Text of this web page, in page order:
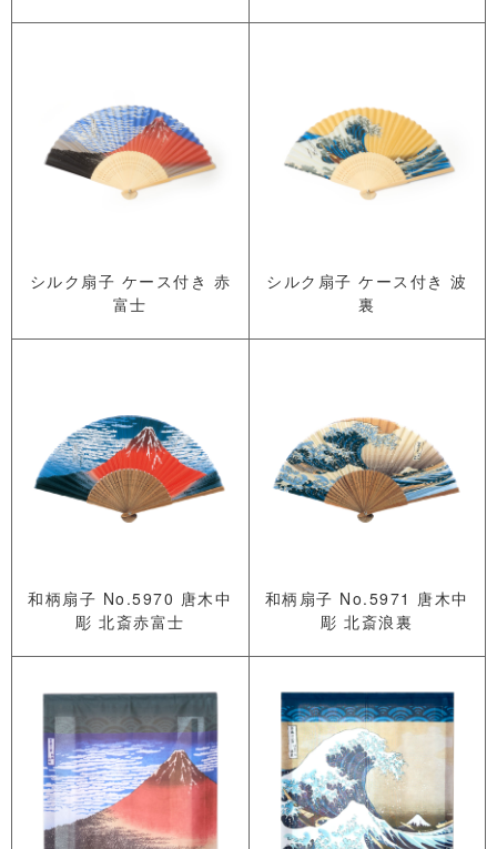
シルク扇子 ケース付き 赤
富士
シルク扇子 ケース付き 波
裏
和柄扇子 No.5970 唐木中
彫 北斎赤富士
和柄扇子 No.5971 唐木中
彫 北斎浪裏